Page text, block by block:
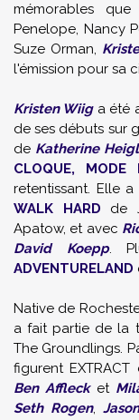
mémorables
Penelope, Nancy
Suze Orman,
l'émission pour sa
Kristen Wiiga été
de ses débuts sur
de Katherine Heigl
CLOQUE, MODE
retentissant. Elle
WALK HARD de
Apatow, et avec
David Koepp.
ADVENTURELAND
Native de
a fait partie de la
The Groundlings.
figurent
Ben Afflecket
Seth Rogen,